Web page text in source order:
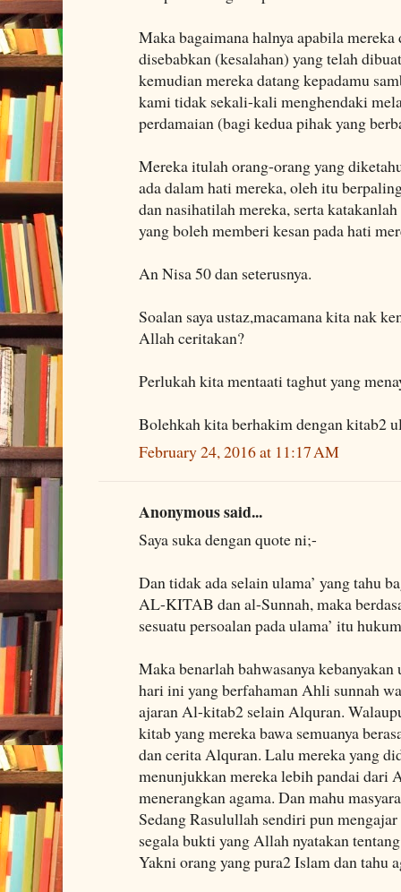
Maka bagaimana halnya apabila
disebabkan (kesalahan) yang telah
kemudian mereka datang kepadamu
kami tidak sekali-kali menghendaki
perdamaian (bagi kedua pihak yang
Mereka itulah orang-orang yang
ada dalam hati mereka, oleh itu
dan nasihatilah mereka, serta
yang boleh memberi kesan pada hati
An Nisa 50 dan seterusnya.
Soalan saya ustaz,macamana kita nak
Allah ceritakan?
Perlukah kita mentaati taghut yang
Bolehkah kita berhakim dengan kitab2
February 24, 2016 at 11:17 AM
Anonymous said...
Saya suka dengan quote ni;-
Dan tidak ada selain ulama’ yang tahu
AL-KITAB dan al-Sunnah, maka
sesuatu persoalan pada ulama’ itu
Maka benarlah bahwasanya
hari ini yang berfahaman Ahli sunnah
ajaran Al-kitab2 selain Alquran.
kitab yang mereka bawa semuanya
dan cerita Alquran. Lalu mereka yang
menunjukkan mereka lebih pandai dari
menerangkan agama. Dan mahu
Sedang Rasulullah sendiri pun
segala bukti yang Allah nyatakan
Yakni orang yang pura2 Islam dan tahu